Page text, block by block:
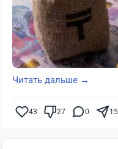
Читать дальше →
43 27 0 15